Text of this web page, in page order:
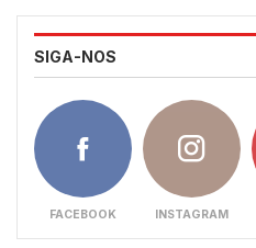
SIGA-NOS
FACEBOOK INSTAGRAM